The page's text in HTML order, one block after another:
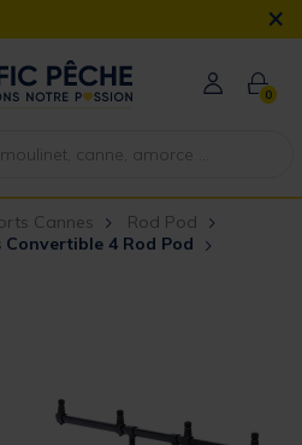
×
0
Cannes
Rod Pod
Convertible 4 Rod Pod